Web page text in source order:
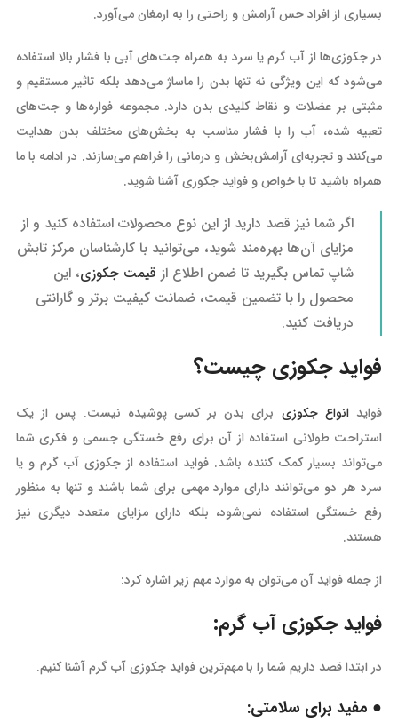
بسیاری از افراد حس آرامش و راحتی را به ارمغان می‌آورد.
در جکوزی‌ها از آب گرم یا سرد به همراه جت‌های آبی با فشار بالا استفاده
می‌شود که این ویژگی نه تنها بدن را ماساژ می‌دهد بلکه تاثیر مستقیم و
مثبتی بر عضلات و نقاط کلیدی بدن دارد. مجموعه فواره‌ها و جت‌های
تعبیه شده، آب را با فشار مناسب به بخش‌های مختلف بدن هدایت
می‌کنند و تجربه‌ای آرامش‌بخش و درمانی را فراهم می‌سازند. در ادامه با ما
همراه باشید تا با خواص و فواید جکوزی آشنا شوید.
اگر شما نیز قصد دارید از این نوع محصولات استفاده کنید و از
مزایای آن‌ها بهره‌مند شوید، می‌توانید با کارشناسان مرکز تابش
شاپ تماس بگیرید تا ضمن اطلاع از قیمت جکوزی، این
محصول را با تضمین قیمت، ضمانت کیفیت برتر و گارانتی
دریافت کنید.
فواید جکوزی چیست؟
فوایدانواع جکوزی برای بدن بر کسی پوشیده نیست. پس از یک
استراحت طولانی استفاده از آن برای رفع خستگی جسمی و فکری شما
می‌تواند بسیار کمک کننده باشد. فواید استفاده از جکوزی آب گرم و یا
سرد هر دو می‌توانند دارای موارد مهمی برای شما باشند و تنها به منظور
رفع خستگی استفاده نمی‌شود، بلکه دارای مزایای متعدد دیگری نیز
هستند.
از جمله فواید آن می‌توان به موارد مهم زیر اشاره کرد:
فواید جکوزی آب گرم:
در ابتدا قصد داریم شما را با مهم‌ترین فواید جکوزی آب گرم آشنا کنیم.
● مفید برای سلامتی: